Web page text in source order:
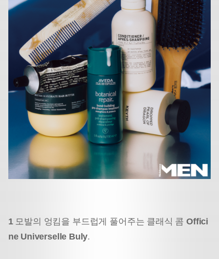
1 모발의 엉킴을 부드럽게 풀어주는 클래식 콤Offici
ne Universelle Buly.